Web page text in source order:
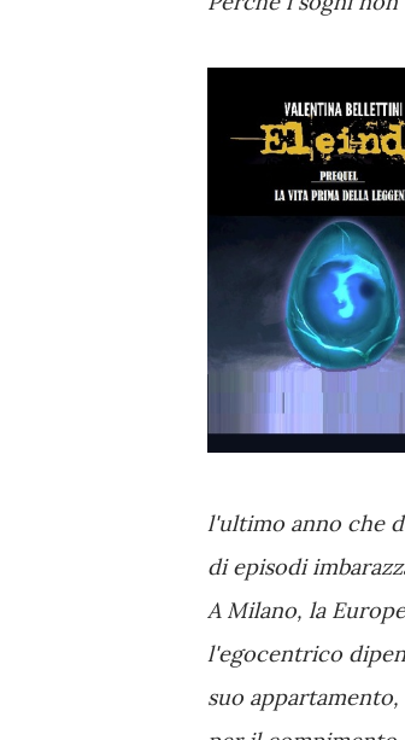
l'ultimo anno che
di episodi
A Milano, la
l'egocentrico
suo